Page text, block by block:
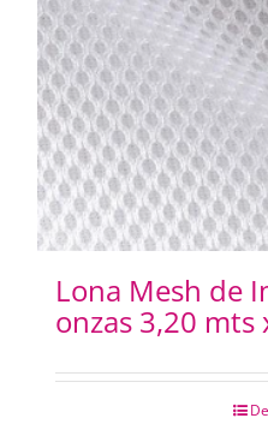
Lona Mesh de
onzas 3,20